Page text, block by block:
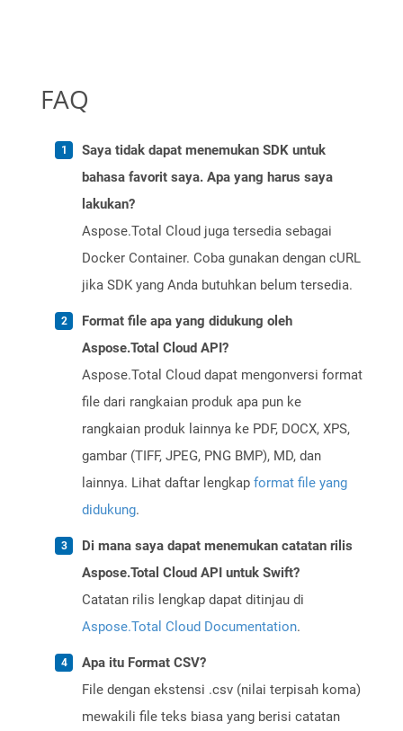
FAQ
Saya tidak dapat menemukan SDK untuk
bahasa favorit saya. Apa yang harus saya
lakukan?
Aspose.Total Cloud juga tersedia sebagai
Docker Container. Coba gunakan dengan cURL
jika SDK yang Anda butuhkan belum tersedia.
Format file apa yang didukung oleh
Aspose.Total Cloud API?
Aspose.Total Cloud dapat mengonversi format
file dari rangkaian produk apa pun ke
rangkaian produk lainnya ke PDF, DOCX, XPS,
gambar (TIFF, JPEG, PNG BMP), MD, dan
lainnya. Lihat daftar lengkap format file yang
didukung.
Di mana saya dapat menemukan catatan rilis
Aspose.Total Cloud API untuk Swift?
Catatan rilis lengkap dapat ditinjau di
Aspose.Total Cloud Documentation.
Apa itu Format CSV?
File dengan ekstensi .csv (nilai terpisah koma)
mewakili file teks biasa yang berisi catatan